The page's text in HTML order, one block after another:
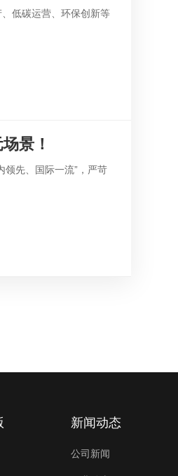
低碳运营、环保创新等
景！
领先、国际一流”，严苛
新闻动态
公司新闻